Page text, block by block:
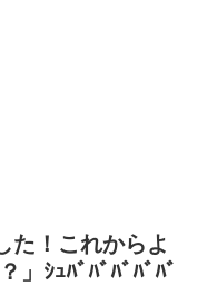
た！これからよ
ｼｭﾊﾞﾊﾞﾊﾞﾊﾞﾊﾞ